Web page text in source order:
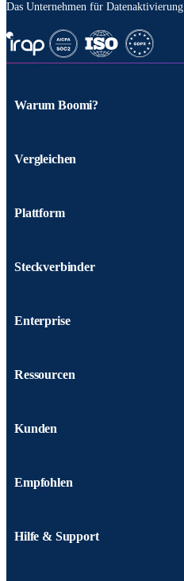
Das Unternehmen für Datenaktivierung
Warum Boomi?
Vergleichen
Plattform
Steckverbinder
Enterprise
Ressourcen
Kunden
Empfohlen
Hilfe & Support